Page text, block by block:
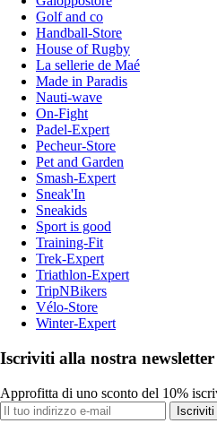
Golf and co
Handball-Store
House of Rugby
La sellerie de Maé
Made in Paradis
Nauti-wave
On-Fight
Padel-Expert
Pecheur-Store
Pet and Garden
Smash-Expert
Sneak'In
Sneakids
Sport is good
Training-Fit
Trek-Expert
Triathlon-Expert
TripNBikers
Vélo-Store
Winter-Expert
Iscriviti alla nostra newsletter
Approfitta di uno sconto del 10%
Iscriviti